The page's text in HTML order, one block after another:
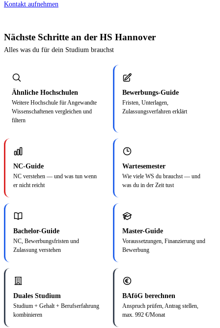
Kontakt aufnehmen
Nächste Schritte an der HS Hannover
Alles was du für dein Studium brauchst
Ähnliche Hochschulen
Weitere Hochschule für Angewandte
Wissenschaftenen vergleichen und
filtern
Bewerbungs-Guide
Fristen, Unterlagen,
Zulassungsverfahren erklärt
NC-Guide
NC verstehen — und was tun wenn
er nicht reicht
Wartesemester
Wie viele WS du brauchst — und
was du in der Zeit tust
Bachelor-Guide
NC, Bewerbungsfristen und
Zulassung verstehen
Master-Guide
Voraussetzungen, Finanzierung und
Bewerbung
Duales Studium
Studium + Gehalt + Berufserfahrung
kombinieren
BAföG berechnen
Anspruch prüfen, Antrag stellen,
max. 992 €/Monat